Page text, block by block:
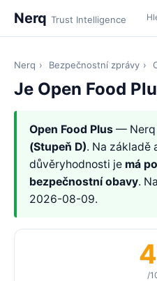
Nerq Trust Intelligence
Nerq › Bezpečnostní zprávy ›
Je Open Food
Open Food Plus — Nerq
(Stupeň D). Na základě
důvěryhodnosti je má
bezpečnostní obavy.
2026-08-09.
/